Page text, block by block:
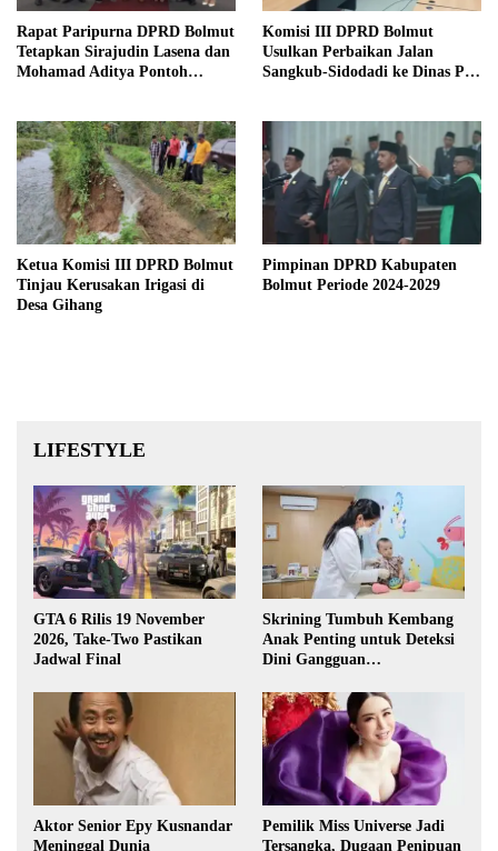
Rapat Paripurna DPRD Bolmut
Tetapkan Sirajudin Lasena dan
Mohamad Aditya Pontoh
Komisi III DPRD Bolmut
Usulkan Perbaikan Jalan
Sangkub-Sidodadi ke Dinas PU
Ketua Komisi III DPRD Bolmut
Tinjau Kerusakan Irigasi di
Desa Gihang
Pimpinan DPRD Kabupaten
Bolmut Periode 2024-2029
LIFESTYLE
GTA 6 Rilis 19 November
2026, Take-Two Pastikan
Jadwal Final
Skrining Tumbuh Kembang
Anak Penting untuk Deteksi
Dini Gangguan
Aktor Senior Epy Kusnandar
Meninggal Dunia
Pemilik Miss Universe Jadi
Tersangka, Dugaan Penipuan